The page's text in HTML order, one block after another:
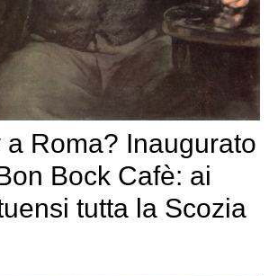
a Roma? Inaugurato
Bock Cafè: ai
tutta la Scozia